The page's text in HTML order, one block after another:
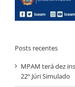
Posts recentes
MPAM terá dez
22º Júri Simulado